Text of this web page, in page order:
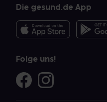
Die gesund.de App
Folge uns!